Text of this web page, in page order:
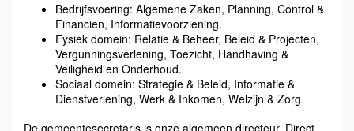
Bedrijfsvoering: Algemene Zaken, Planning, Control &
Financien, Informatievoorziening.
Fysiek domein: Relatie & Beheer, Beleid & Projecten,
Vergunningsverlening, Toezicht, Handhaving &
Veiligheid en Onderhoud.
Sociaal domein: Strategie & Beleid, Informatie &
Dienstverlening, Werk & Inkomen, Welzijn & Zorg.
De gemeentesecretaris is onze algemeen directeur. Direct